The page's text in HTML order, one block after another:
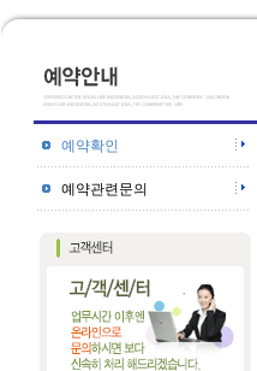
예약확인
예약관련문의